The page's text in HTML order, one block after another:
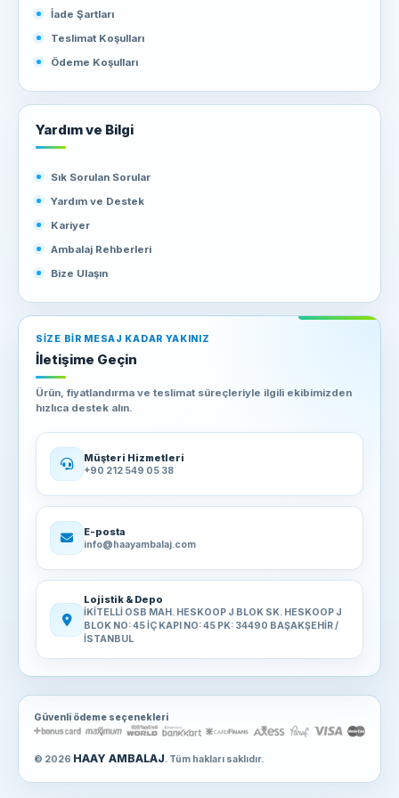
uygun karton kolilere sahip olabilirsiniz.
İade Şartları
Teslimat Koşulları
Ödeme Koşulları
Yardım ve Bilgi
Sık Sorulan Sorular
Yardım ve Destek
Kariyer
Ambalaj Rehberleri
Bize Ulaşın
SIZE BIR MESAJ KADAR YAKINIZ
İletişime Geçin
Ürün, fiyatlandırma ve teslimat süreçleriyle ilgili ekibimizden
hızlıca destek alın.
Müşteri Hizmetleri
+90 212 549 05 38
E-posta
info@haayambalaj.com
Lojistik & Depo
İKİTELLİ OSB MAH. HESKOOP J BLOK SK. HESKOOP J
BLOK NO: 45 İÇ KAPI NO: 45 PK: 34490 BAŞAKŞEHİR /
İSTANBUL
Güvenli ödeme seçenekleri
© 2026 HAAY AMBALAJ . Tüm hakları saklıdır.